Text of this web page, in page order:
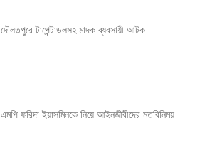
দৌলতপুরে টাপেন্টাডলসহ মাদক ব্যবসায়ী আটক
এমপি ফরিদা ইয়াসমিনকে নিয়ে আইনজীবীদের মতবিনিময়